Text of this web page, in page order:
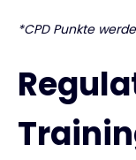
*CPD Punkte